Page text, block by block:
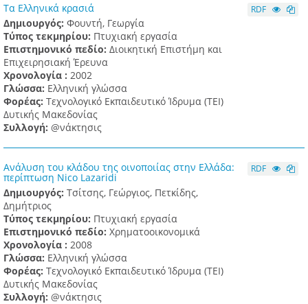
Τα Ελληνικά κρασιά
Δημιουργός: Φουντή, Γεωργία
Τύπος τεκμηρίου: Πτυχιακή εργασία
Επιστημονικό πεδίο: Διοικητική Επιστήμη και
Επιχειρησιακή Έρευνα
Χρονολογία : 2002
Γλώσσα: Ελληνική γλώσσα
Φορέας: Τεχνολογικό Εκπαιδευτικό Ίδρυμα (ΤΕΙ)
Δυτικής Μακεδονίας
Συλλογή: @νάκτησις
RDF
Ανάλυση του κλάδου της οινοποιίας στην Ελλάδα:
περίπτωση Nico Lazaridi
Δημιουργός: Τσίτσης, Γεώργιος, Πετκίδης,
Δημήτριος
Τύπος τεκμηρίου: Πτυχιακή εργασία
Επιστημονικό πεδίο: Χρηματοοικονομικά
Χρονολογία : 2008
Γλώσσα: Ελληνική γλώσσα
Φορέας: Τεχνολογικό Εκπαιδευτικό Ίδρυμα (ΤΕΙ)
Δυτικής Μακεδονίας
Συλλογή: @νάκτησις
RDF